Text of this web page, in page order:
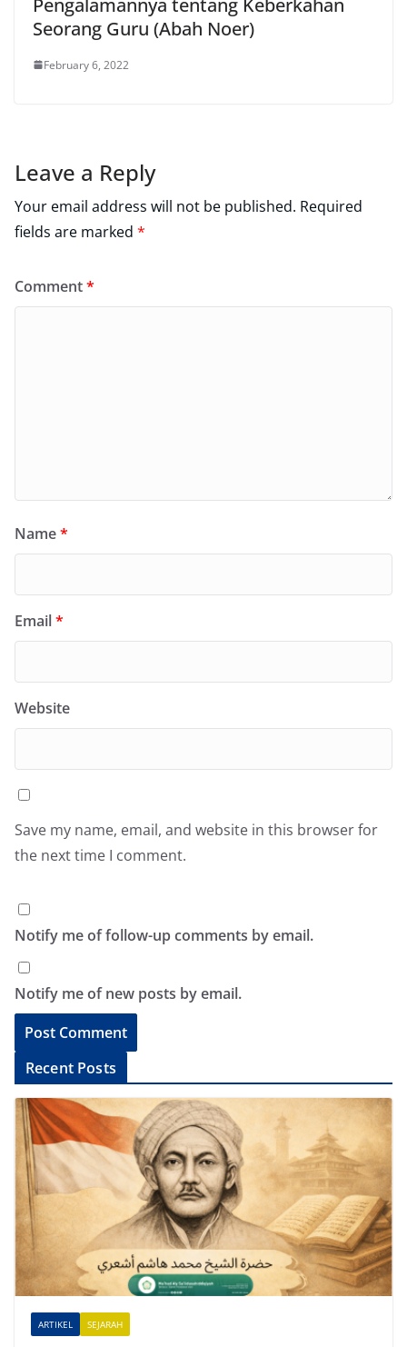
Seorang Guru (Abah Noer)
February 6, 2022
Leave a Reply
Your email address will not be published. Required
fields are marked *
Comment*
Name*
Email*
Website
Save my name, email, and website in this browser for
the next time I comment.
Notify me of follow-up comments by email.
Notify me of new posts by email.
l
a
t
i
v
Recent Posts
ARTIKEL SEJARAH